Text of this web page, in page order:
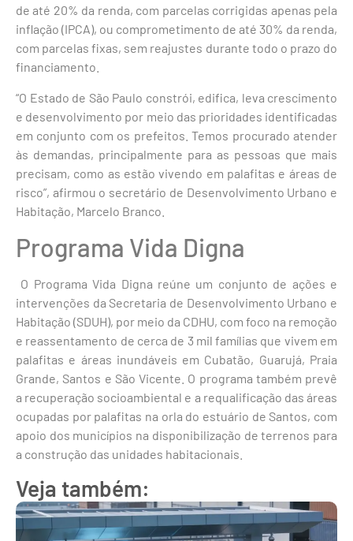
de até 20% da renda, com parcelas corrigidas apenas pela
inflação (IPCA), ou comprometimento de até 30% da renda,
com parcelas fixas, sem reajustes durante todo o prazo do
financiamento.
“O Estado de São Paulo constrói, edifica, leva crescimento
e desenvolvimento por meio das prioridades identificadas
em conjunto com os prefeitos. Temos procurado atender
às demandas, principalmente para as pessoas que mais
precisam, como as estão vivendo em palafitas e áreas de
risco”, afirmou o secretário de Desenvolvimento Urbano e
Habitação, Marcelo Branco.
Programa Vida Digna
O Programa Vida Digna reúne um conjunto de ações e
intervenções da Secretaria de Desenvolvimento Urbano e
Habitação (SDUH), por meio da CDHU, com foco na remoção
e reassentamento de cerca de 3 mil famílias que vivem em
palafitas e áreas inundáveis em Cubatão, Guarujá, Praia
Grande, Santos e São Vicente. O programa também prevê
a recuperação socioambiental e a requalificação das áreas
ocupadas por palafitas na orla do estuário de Santos, com
apoio dos municípios na disponibilização de terrenos para
a construção das unidades habitacionais.
Veja também: